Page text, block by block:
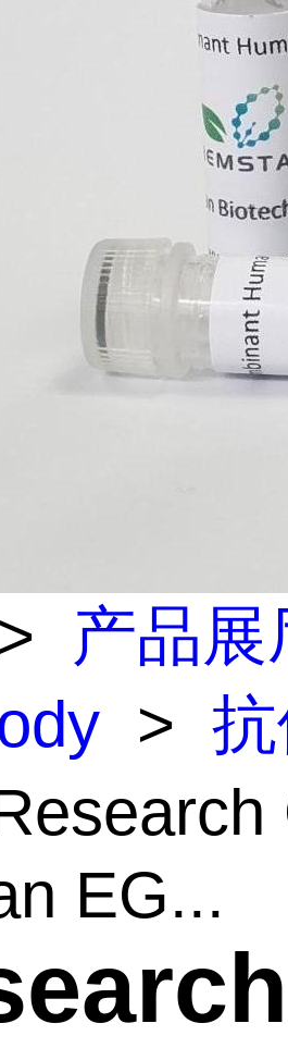
> 产品展
>
EG...